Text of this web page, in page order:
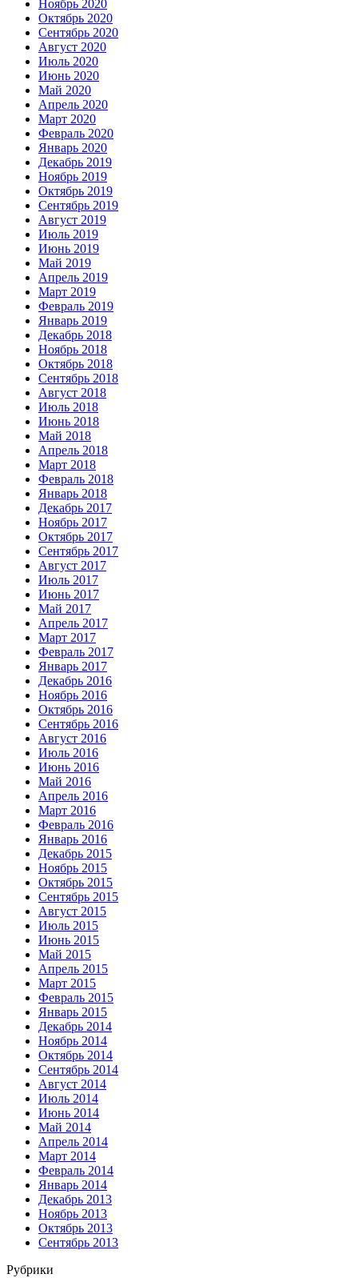
Ноябрь 2020
Октябрь 2020
Сентябрь 2020
Август 2020
Июль 2020
Июнь 2020
Май 2020
Апрель 2020
Март 2020
Февраль 2020
Январь 2020
Декабрь 2019
Ноябрь 2019
Октябрь 2019
Сентябрь 2019
Август 2019
Июль 2019
Июнь 2019
Май 2019
Апрель 2019
Март 2019
Февраль 2019
Январь 2019
Декабрь 2018
Ноябрь 2018
Октябрь 2018
Сентябрь 2018
Август 2018
Июль 2018
Июнь 2018
Май 2018
Апрель 2018
Март 2018
Февраль 2018
Январь 2018
Декабрь 2017
Ноябрь 2017
Октябрь 2017
Сентябрь 2017
Август 2017
Июль 2017
Июнь 2017
Май 2017
Апрель 2017
Март 2017
Февраль 2017
Январь 2017
Декабрь 2016
Ноябрь 2016
Октябрь 2016
Сентябрь 2016
Август 2016
Июль 2016
Июнь 2016
Май 2016
Апрель 2016
Март 2016
Февраль 2016
Январь 2016
Декабрь 2015
Ноябрь 2015
Октябрь 2015
Сентябрь 2015
Август 2015
Июль 2015
Июнь 2015
Май 2015
Апрель 2015
Март 2015
Февраль 2015
Январь 2015
Декабрь 2014
Ноябрь 2014
Октябрь 2014
Сентябрь 2014
Август 2014
Июль 2014
Июнь 2014
Май 2014
Апрель 2014
Март 2014
Февраль 2014
Январь 2014
Декабрь 2013
Ноябрь 2013
Октябрь 2013
Сентябрь 2013
Рубрики